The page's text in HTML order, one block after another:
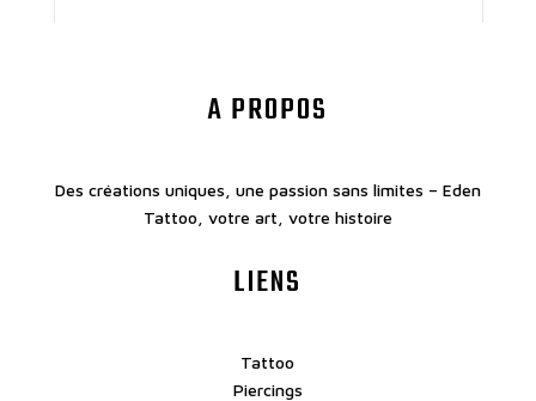
A PROPOS
Des créations uniques, une passion sans limites – Eden
Tattoo, votre art, votre histoire
LIENS
Tattoo
Piercings